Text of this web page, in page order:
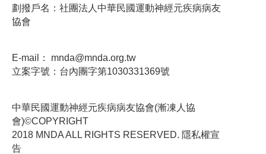
劃撥戶名：社團法人中華民國運動神經元疾病病友
協會
E-mail：
mnda@mnda.org.tw
立案字號：台內團字第1030331369號
中華民國運動神經元疾病病友協會(漸凍人協
會)©COPYRIGHT
2018 MNDA ALL RIGHTS RESERVED. 隱私權宣
告